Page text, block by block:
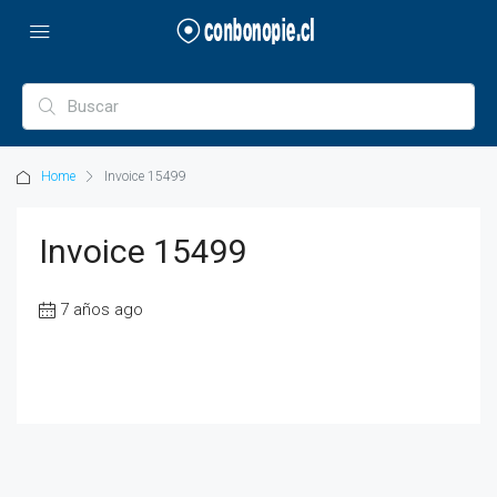
Home Invoice 15499
Invoice 15499
7 años ago